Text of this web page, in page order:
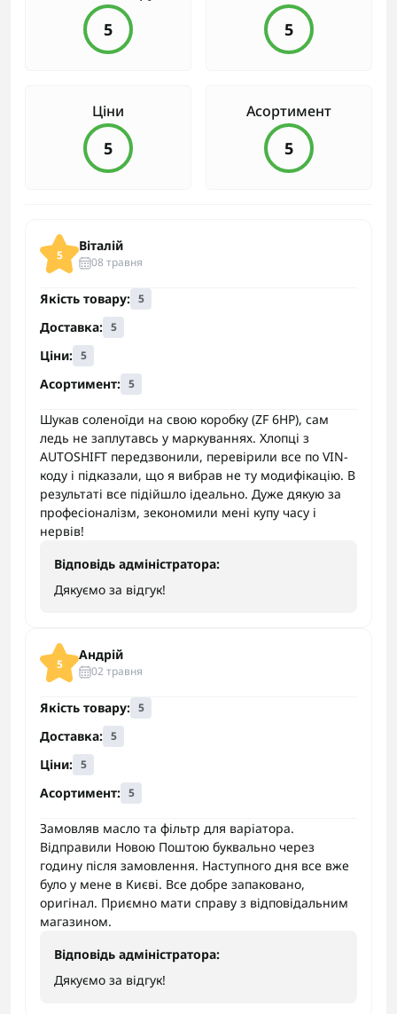
5 5
Ціни
5
Асортимент
5
5
Віталій
08 травня
Якість товару: 5
Доставка: 5
Ціни: 5
Асортимент: 5
Шукав соленоїди на свою коробку (ZF 6HP), сам
ледь не заплутавсь у маркуваннях. Хлопці з
AUTOSHIFT передзвонили, перевірили все по VIN-
коду і підказали, що я вибрав не ту модифікацію. В
результаті все підійшло ідеально. Дуже дякую за
професіоналізм, зекономили мені купу часу і
нервів!
Відповідь адміністратора:
Дякуємо за відгук!
5
Андрій
02 травня
Якість товару: 5
Доставка: 5
Ціни: 5
Асортимент: 5
Замовляв масло та фільтр для варіатора.
Відправили Новою Поштою буквально через
годину після замовлення. Наступного дня все вже
було у мене в Києві. Все добре запаковано,
оригінал. Приємно мати справу з відповідальним
магазином.
Відповідь адміністратора:
Дякуємо за відгук!